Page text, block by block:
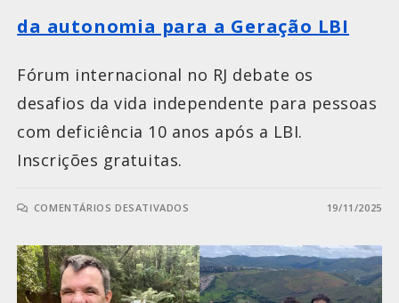
da autonomia para a Geração LBI
Fórum internacional no RJ debate os
desafios da vida independente para pessoas
com deficiência 10 anos após a LBI.
Inscrições gratuitas.
COMENTÁRIOS DESATIVADOS 19/11/2025